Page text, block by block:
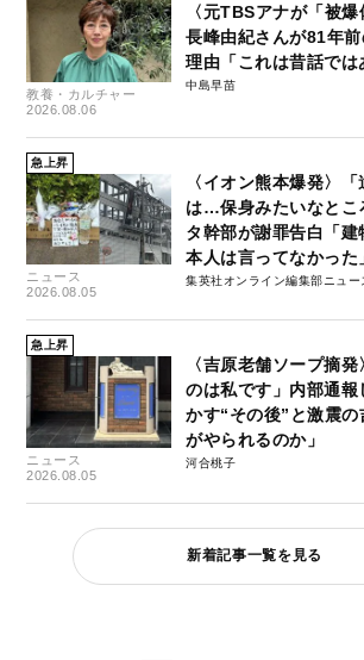
教養・カルチャー
2026.08.06
〈元TBSアナが「被爆
長峰由紀さんが81年
理由「これは昔話では
中島早苗
急上昇
ニュース
2026.08.05
〈イオン熊本爆発〉
は…保身みたいなとこ
タ幹部が謝罪告白「建
本人は言ってなかった
集英社オンライン編集部ニュー
急上昇
ニュース
2026.08.05
〈吉原老舗ソープ摘
のは私です」内部通報
かす“その後”と激震
がやられるのか」
河合桃子
新着記事一覧を見る